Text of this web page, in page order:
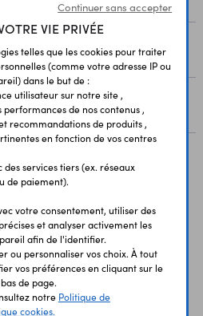
AVIS
déja consulté
Continuer sans accepter
VIE PRIVÉE
telles que les cookies pour traiter
(comme votre adresse IP ou
dans le but de :
utilisateur sur notre site ,
de nos contenus ,
recommandations de produits ,
en fonction de vos centres
services tiers (ex. réseaux
de paiement).
votre consentement, utiliser des
et analyser activement les
afin de l'identifier.
ou personnaliser vos choix. À tout
vos préférences en cliquant sur le
de page.
notre Politique de
cookies.